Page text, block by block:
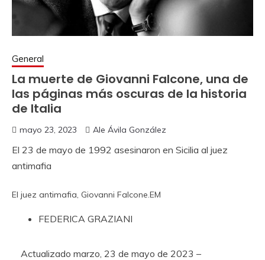
General
La muerte de Giovanni Falcone, una de
las páginas más oscuras de la historia
de Italia
mayo 23, 2023 Ale Ávila González
El 23 de mayo de 1992 asesinaron en Sicilia al juez
antimafia
El juez antimafia, Giovanni Falcone.EM
FEDERICA GRAZIANI
Actualizado marzo, 23 de mayo de 2023 –